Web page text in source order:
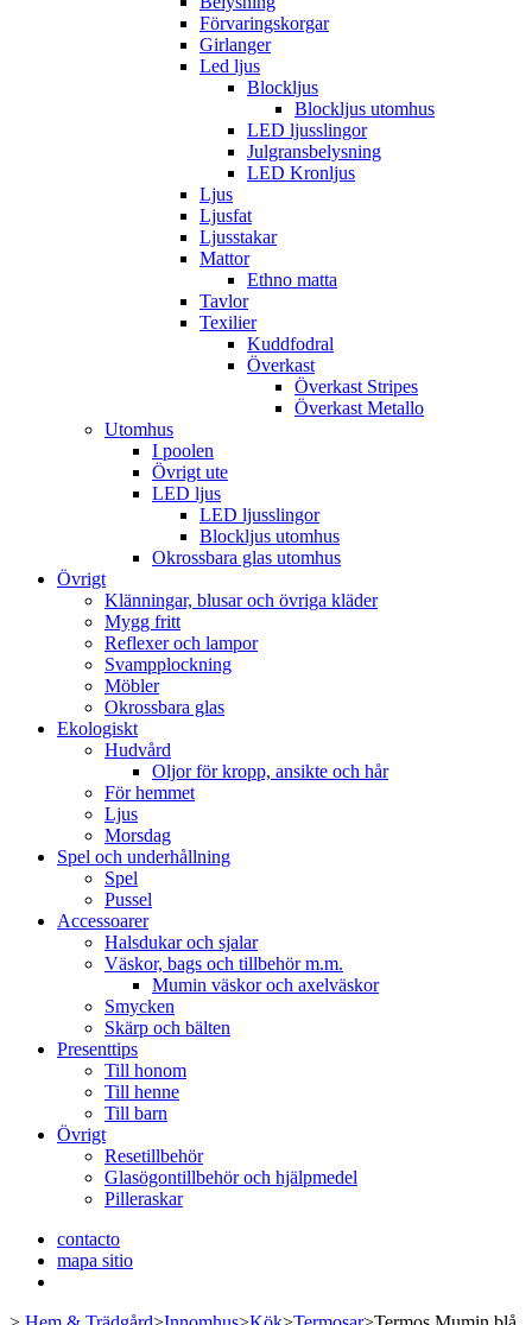
Förvaringskorgar
Girlanger
Led ljus
Blockljus
Blockljus utomhus
LED ljusslingor
Julgransbelysning
LED Kronljus
Ljus
Ljusfat
Ljusstakar
Mattor
Ethno matta
Tavlor
Texilier
Kuddfodral
Överkast
Överkast Stripes
Överkast Metallo
Utomhus
I poolen
Övrigt ute
LED ljus
LED ljusslingor
Blockljus utomhus
Okrossbara glas utomhus
Övrigt
Klänningar, blusar och övriga kläder
Mygg fritt
Reflexer och lampor
Svampplockning
Möbler
Okrossbara glas
Ekologiskt
Hudvård
Oljor för kropp, ansikte och hår
För hemmet
Ljus
Morsdag
Spel och underhållning
Spel
Pussel
Accessoarer
Halsdukar och sjalar
Väskor, bags och tillbehör m.m.
Mumin väskor och axelväskor
Smycken
Skärp och bälten
Presenttips
Till honom
Till henne
Till barn
Övrigt
Resetillbehör
Glasögontillbehör och hjälpmedel
Pilleraskar
contacto
mapa sitio